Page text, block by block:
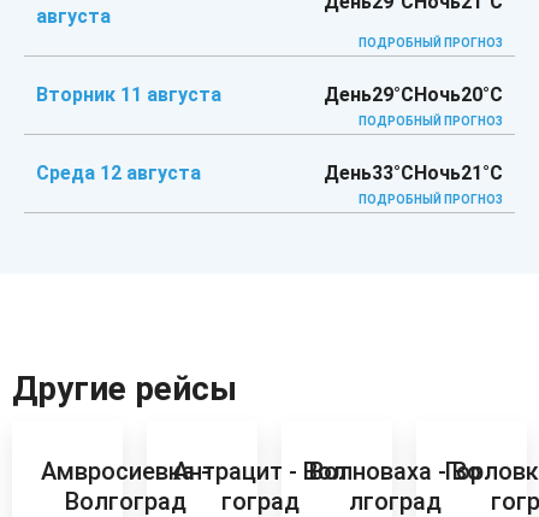
августа
ПОДРОБНЫЙ ПРОГНОЗ
Вторник 11 августа День29°CНочь20°C
ПОДРОБНЫЙ ПРОГНОЗ
Среда 12 августа День33°CНочь21°C
ПОДРОБНЫЙ ПРОГНОЗ
Другие рейсы
Амвросиевка -
Волгоград
Антрацит - Вол
гоград
Волноваха - Во
лгоград